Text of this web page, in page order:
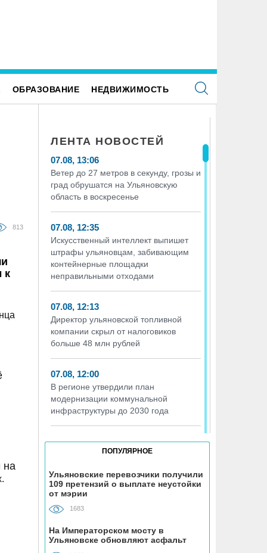
ОБРАЗОВАНИЕ НЕДВИЖИМОСТЬ
813
к
на
ЛЕНТА НОВОСТЕЙ
07.08, 13:06
Ветер до 27 метров в секунду, грозы и
град обрушатся на Ульяновскую
область в воскресенье
07.08, 12:35
Искусственный интеллект выпишет
штрафы ульяновцам, забивающим
контейнерные площадки
неправильными отходами
07.08, 12:13
Директор ульяновской топливной
компании скрыл от налоговиков
больше 48 млн рублей
07.08, 12:00
В регионе утвердили план
модернизации коммунальной
инфраструктуры до 2030 года
07.08, 11:33
В самых грязных местах Ульяновска
бункеров для крупногабаритного
мусора
На Куйбышевском водохранилище
прогнозируют приток воды на 53%
ПОПУЛЯРНОЕ
Ульяновские перевозчики получили
109 претензий о выплате неустойки
от мэрии
1683
На Императорском мосту в
Ульяновске обновляют асфальт